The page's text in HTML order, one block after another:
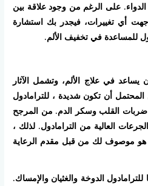
الدواء. على الرغم من وجود علاقة بين
أي تغييرات، فيجدر بك استشارة
للمساعدة في تخفيف الألم.
يساعد في علاج الألم، وتشمل الآثار
المحتمل أن تكون شديدة ، للترامادول
القلب وسكر الدم. من المرجح
العالية من الترامادول. لذلك ،
هو موصوف لك من قبل مقدم الرعاية
للترامادول الدوخة والغثيان والإمساك.